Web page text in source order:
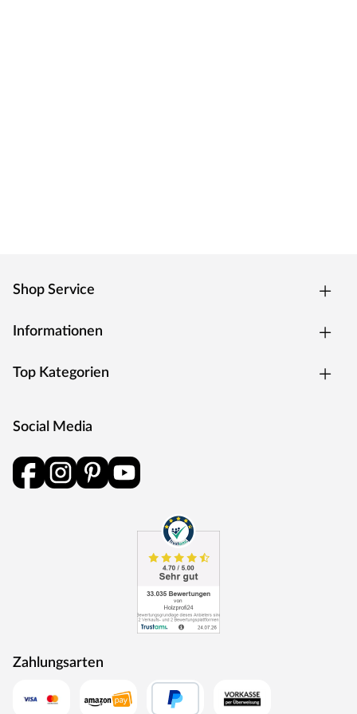
Shop Service
Informationen
Top Kategorien
Social Media
Zahlungsarten